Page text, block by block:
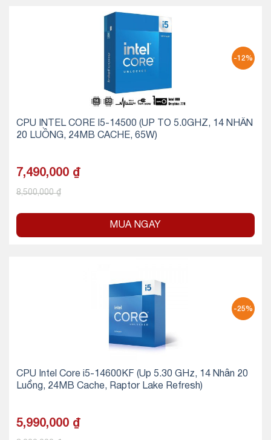
-12%
CPU INTEL CORE I5-14500 (UP TO 5.0GHZ, 14 NHÂN
20 LUỒNG, 24MB CACHE, 65W)
7,490,000 ₫
8,500,000₫
MUA NGAY
-25%
CPU Intel Core i5-14600KF (Up 5.30 GHz, 14 Nhân 20
Luồng, 24MB Cache, Raptor Lake Refresh)
5,990,000 ₫